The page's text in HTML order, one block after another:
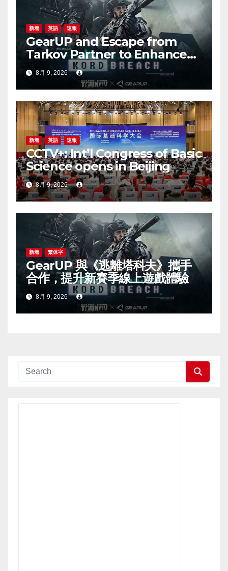
新着 英語 速報
GearUP and Escape from
Tarkov Partner to Enhance
Online Gaming Experience
for the New Season
8月 9, 2026
新着 英語 速報
CCTV+: Int’l Congress of Basic
Science opens in Beijing
8月 9, 2026
新着 繁体字
GearUP 與《逃離塔科夫》攜手
合作，提升新賽季線上遊戲體驗
8月 9, 2026